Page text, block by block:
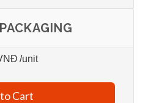
/unit
Cart